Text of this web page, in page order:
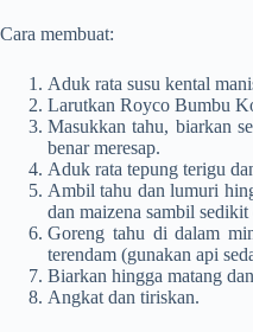
Cara membuat:
Aduk rata susu kental
Larutkan Royco Bumbu
Masukkan tahu, biarkan
benar meresap.
Aduk rata tepung terigu
Ambil tahu dan lumuri
dan maizena sambil
Goreng tahu di dalam
terendam (gunakan api
Biarkan hingga matang
Angkat dan tiriskan.